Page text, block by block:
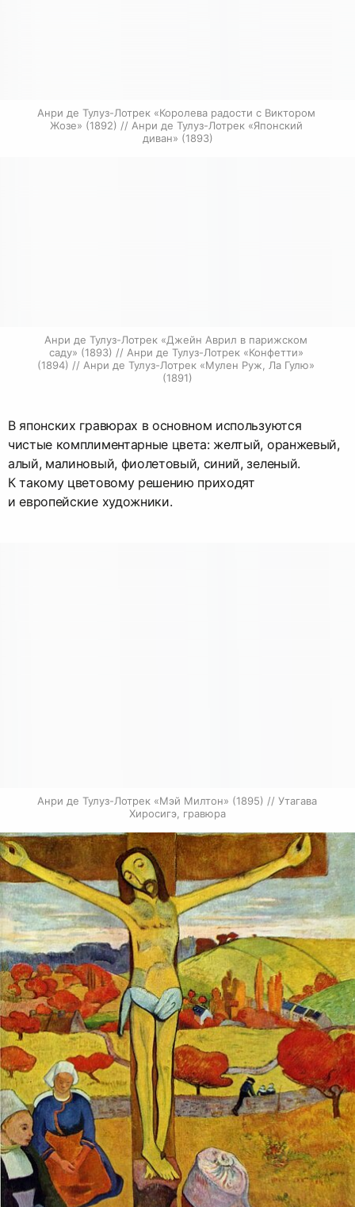
Анри де Тулуз-Лотрек «Королева радости с Виктором
Жозе» (1892) // Анри де Тулуз-Лотрек «Японский
диван» (1893)
Анри де Тулуз-Лотрек «Джейн Аврил в парижском
саду» (1893) // Анри де Тулуз-Лотрек «Конфетти»
(1894) // Анри де Тулуз-Лотрек «Мулен Руж, Ла Гулю»
(1891)
В японских гравюрах в основном используются
чистые комплиментарные цвета: желтый, оранжевый,
алый, малиновый, фиолетовый, синий, зеленый.
К такому цветовому решению приходят
и европейские художники.
Анри де Тулуз-Лотрек «Мэй Милтон» (1895) // Утагава
Хиросигэ, гравюра